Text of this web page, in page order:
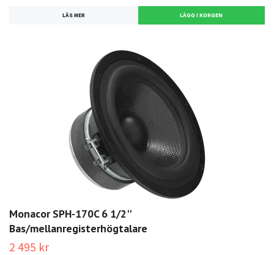
LÄS MER
Monacor SPH-170C 6 1/2''
Bas/mellanregisterhögtalare
2 495 kr